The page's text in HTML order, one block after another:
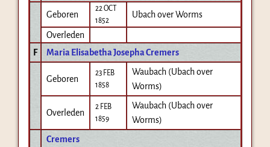
Geboren
22 OCT
1852
Ubach over Worms
Overleden
F
Maria Elisabetha Josepha Cremers
Geboren
23 FEB
1858
Waubach (Ubach over
Worms)
Overleden
2 FEB
1859
Waubach (Ubach over
Worms)
Cremers